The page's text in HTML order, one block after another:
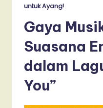
untuk Ayang!
Gaya
Suasana
dalam
You”